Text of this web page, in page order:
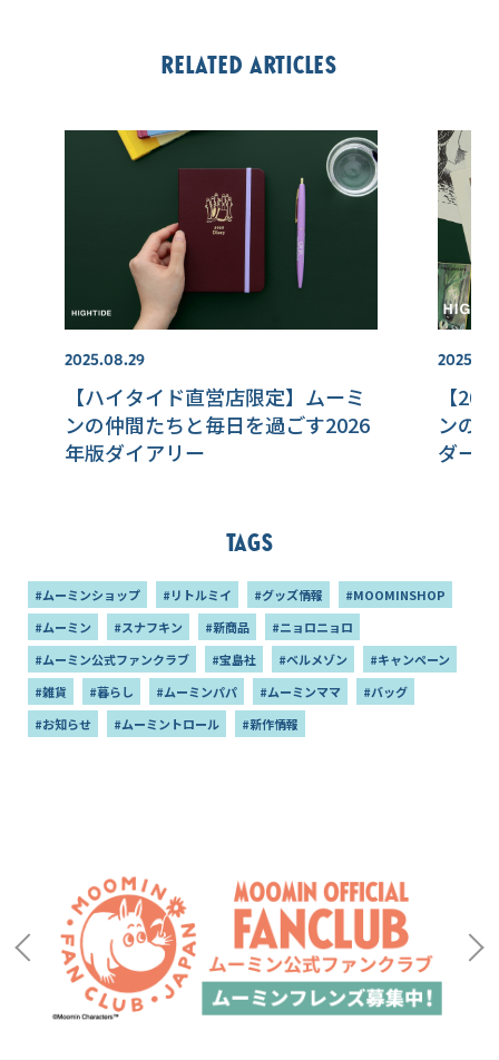
Related articles
2025.08.29
【ハイタイド直営店限定】ムーミ
ンの仲間たちと毎日を過ごす2026
年版ダイアリー
【
ンの
ダー
Tags
#ムーミンショップ #リトルミイ #グッズ情報
#MOOMINSHOP
#ムーミン
#スナフキン #新商品
#ニョロニョロ
#ムーミン公式ファンクラブ
#宝島社 #ベルメゾン
#キャンペーン
#雑貨
#暮らし #ムーミンパパ #ムーミンママ
#バッグ
#お知らせ
#ムーミントロール #新作情報